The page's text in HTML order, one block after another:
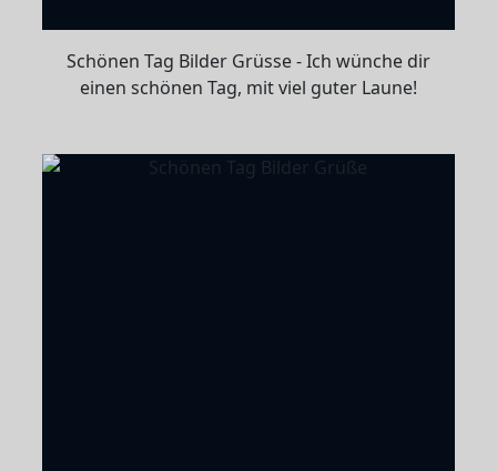
Schönen Tag Bilder Grüsse - Ich wünche dir
einen schönen Tag, mit viel guter Laune!